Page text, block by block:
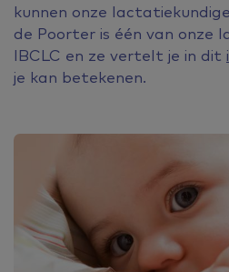
kunnen onze
de Poorter is één van onze
IBCLC en ze vertelt je in dit
je kan betekenen.